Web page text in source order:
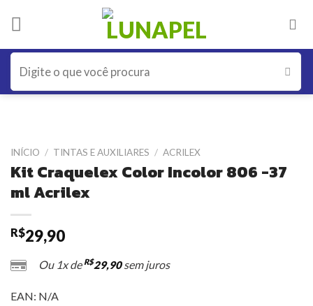
Pesquisar
por:
INÍCIO / TINTAS E AUXILIARES / ACRILEX
Kit Craquelex Color Incolor 806 -37
ml Acrilex
R$29,90
Ou 1x de R$29,90sem juros
EAN: N/A